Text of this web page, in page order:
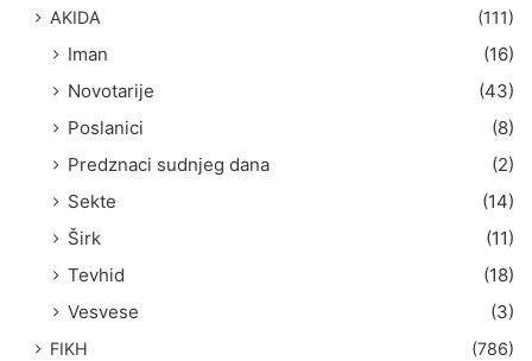
AKIDA
(111)
Iman
(16)
Novotarije
(43)
Poslanici
(8)
Predznaci sudnjeg dana
(2)
Sekte
(14)
Širk
(11)
Tevhid
(18)
Vesvese
(3)
FIKH (786)